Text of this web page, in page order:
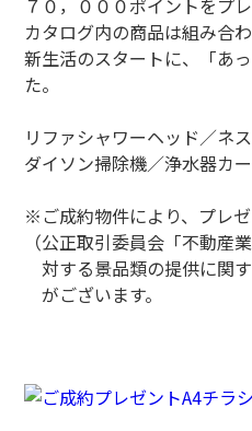
７０，０００ポイントをプ
カタログ内の商品は組み合
新生活のスタートに、「あ
た。
リファシャワーヘッド／ネ
ダイソン掃除機／浄水器カ
※ご成約物件により、プレ
（公正取引委員会「不動産
対する景品類の提供に関
がございます。